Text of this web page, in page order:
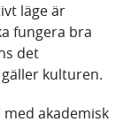
läge är
fungera bra
det
kulturen.
akademisk